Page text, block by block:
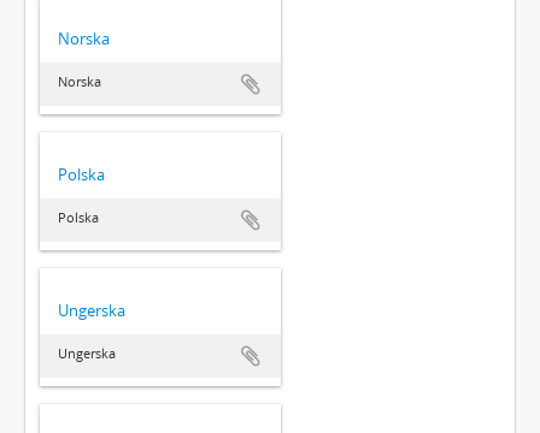
Norska
Norska
Polska
Polska
Ungerska
Ungerska